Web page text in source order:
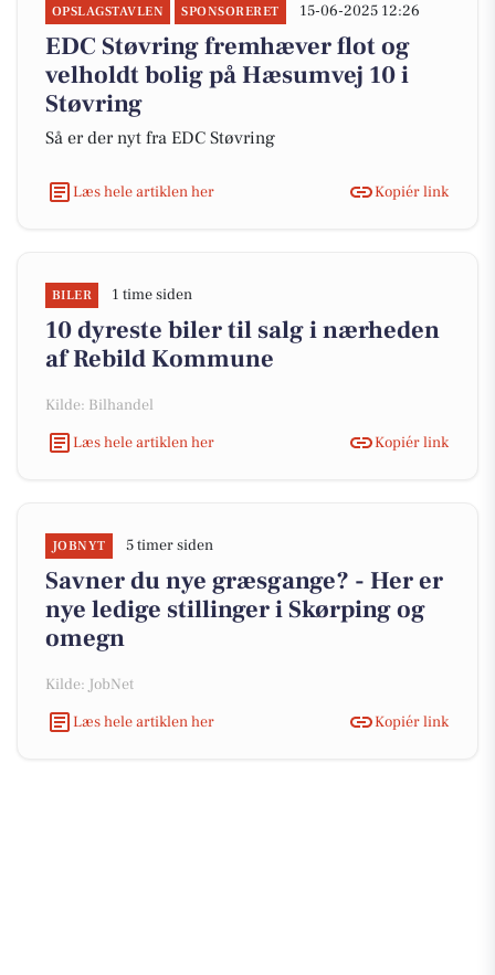
OPSLAGSTAVLEN SPONSORERET 15-06-2025 12:26
EDC Støvring fremhæver flot og
velholdt bolig på Hæsumvej 10 i
Støvring
Så er der nyt fra EDC Støvring
Læs hele artiklen her Kopiér link
BILER 1 time siden
10 dyreste biler til salg i nærheden
af Rebild Kommune
Kilde: Bilhandel
Læs hele artiklen her
Kopiér link
JOBNYT 5 timer siden
Savner du nye græsgange? - Her er
nye ledige stillinger i Skørping og
omegn
Kilde: JobNet
Læs hele artiklen her
Kopiér link